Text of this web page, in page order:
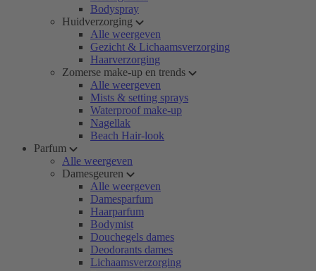
Bodyspray
Huidverzorging
Alle weergeven
Gezicht & Lichaamsverzorging
Haarverzorging
Zomerse make-up en trends
Alle weergeven
Mists & setting sprays
Waterproof make-up
Nagellak
Beach Hair-look
Parfum
Alle weergeven
Damesgeuren
Alle weergeven
Damesparfum
Haarparfum
Bodymist
Douchegels dames
Deodorants dames
Lichaamsverzorging